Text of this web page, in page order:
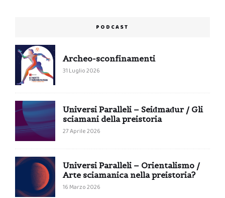
PODCAST
Archeo-sconfinamenti
31 Luglio 2026
Universi Paralleli – Seiđmađur / Gli
sciamani della preistoria
27 Aprile 2026
Universi Paralleli – Orientalismo /
Arte sciamanica nella preistoria?
16 Marzo 2026